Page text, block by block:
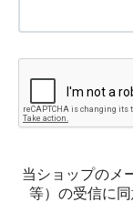
当ショップのメ
等）の受信に